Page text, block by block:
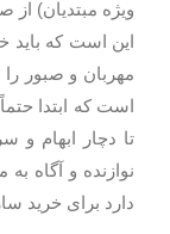
ویژه مبتدیان) از
این است که
مهربان و صبور را
است که ابتدا
تا دچار ابهام و
نوازنده و آگاه
دارد برای خرید